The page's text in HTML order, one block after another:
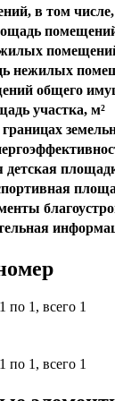
в том
нежилых
общего
участка, м²
детская
по 1, всего 1
по 1, всего 1